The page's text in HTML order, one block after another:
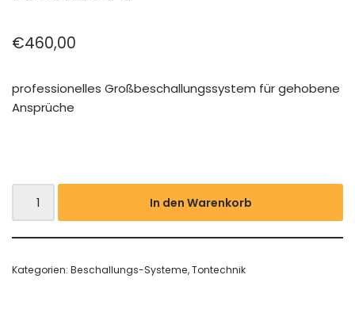
€460,00
professionelles Großbeschallungssystem für gehobene
Ansprüche
In den Warenkorb
Kategorien: Beschallungs-Systeme,Tontechnik